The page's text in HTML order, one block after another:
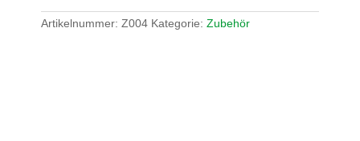
Artikelnummer:Z004 Kategorie:Zubehör